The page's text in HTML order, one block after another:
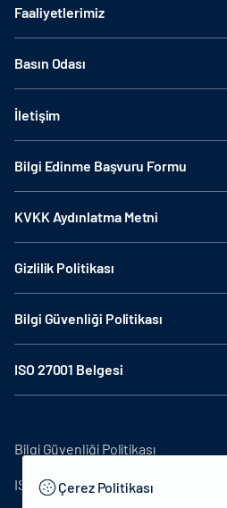
Faaliyetlerimiz
Basın Odası
İletişim
Bilgi Edinme Başvuru Formu
KVKK Aydınlatma Metni
Gizlilik Politikası
Bilgi Güvenliği Politikası
ISO 27001 Belgesi
Bilgi Güvenliği Politikası
ISO27001Çerez Politikası